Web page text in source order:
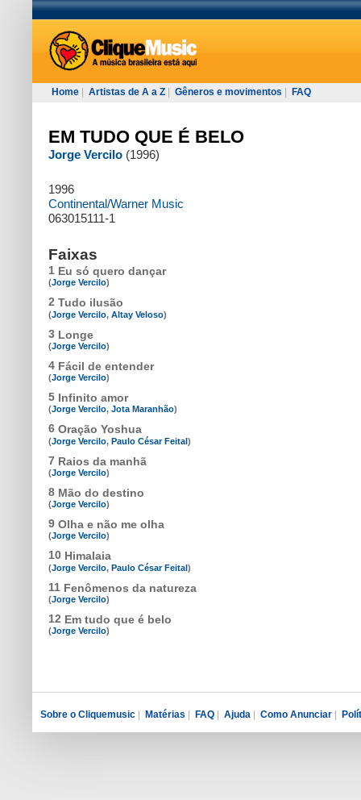
Home Artistas de A a Z Gêneros e movimentos FAQ
EM TUDO QUE É BELO
Jorge Vercilo (1996)
1996
Continental/Warner Music
063015111-1
Faixas
1 Eu só quero dançar
(Jorge Vercilo)
2 Tudo ilusão
(Jorge Vercilo, Altay Veloso)
3 Longe
(Jorge Vercilo)
4 Fácil de entender
(Jorge Vercilo)
5 Infinito amor
(Jorge Vercilo, Jota Maranhão)
6 Oração Yoshua
(Jorge Vercilo, Paulo César Feital)
7 Raios da manhã
(Jorge Vercilo)
8 Mão do destino
(Jorge Vercilo)
9 Olha e não me olha
(Jorge Vercilo)
10 Himalaia
(Jorge Vercilo, Paulo César Feital)
11 Fenômenos da natureza
(Jorge Vercilo)
12 Em tudo que é belo
(Jorge Vercilo)
Sobre o Cliquemusic Matérias FAQ Ajuda Como Anunciar